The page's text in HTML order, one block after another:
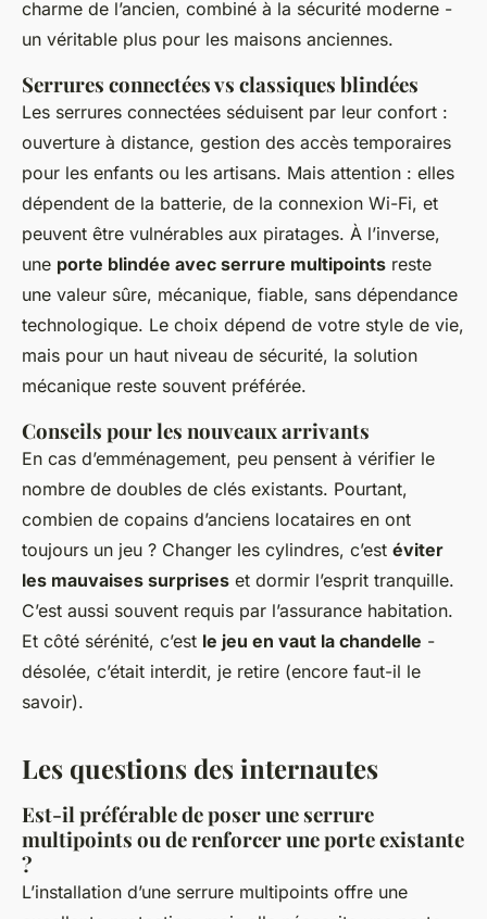
charme de l’ancien, combiné à la sécurité moderne -
un véritable plus pour les maisons anciennes.
Serrures connectées vs classiques blindées
Les serrures connectées séduisent par leur confort :
ouverture à distance, gestion des accès temporaires
pour les enfants ou les artisans. Mais attention : elles
dépendent de la batterie, de la connexion Wi-Fi, et
peuvent être vulnérables aux piratages. À l’inverse,
une porte blindée avec serrure multipoints reste
une valeur sûre, mécanique, fiable, sans dépendance
technologique. Le choix dépend de votre style de vie,
mais pour un haut niveau de sécurité, la solution
mécanique reste souvent préférée.
Conseils pour les nouveaux arrivants
En cas d’emménagement, peu pensent à vérifier le
nombre de doubles de clés existants. Pourtant,
combien de copains d’anciens locataires en ont
toujours un jeu ? Changer les cylindres, c’est éviter
les mauvaises surprises et dormir l’esprit tranquille.
C’est aussi souvent requis par l’assurance habitation.
Et côté sérénité, c’est le jeu en vaut la chandelle -
désolée, c’était interdit, je retire (encore faut-il le
savoir).
Les questions des internautes
Est-il préférable de poser une serrure
multipoints ou de renforcer une porte existante
?
L’installation d’une serrure multipoints offre une